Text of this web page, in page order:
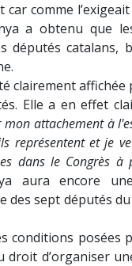
comme
a obtenu que
députés catalans,
clairement
Elle a en effet
mon attachement à
représentent et je
dans le Congrès à
aura encore
des sept députés
conditions posées
d’organiser